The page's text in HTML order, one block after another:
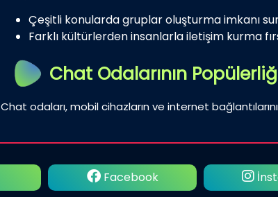
Çeşitli konularda gruplar oluşturma imkanı
Farklı kültürlerden insanlarla iletişim kurma
Chat Odalarının
Chat odaları, mobil cihazların ve internet
İnstagram